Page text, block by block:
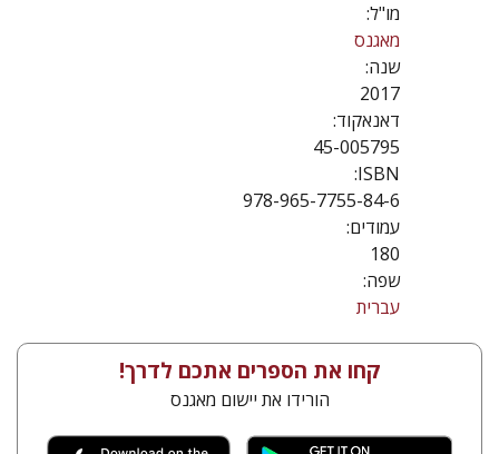
מו"ל:
מאגנס
שנה:
2017
דאנאקוד:
45-005795
ISBN:
978-965-7755-84-6
עמודים:
180
שפה:
עברית
קחו את הספרים אתכם לדרך!
הורידו את יישום מאגנס